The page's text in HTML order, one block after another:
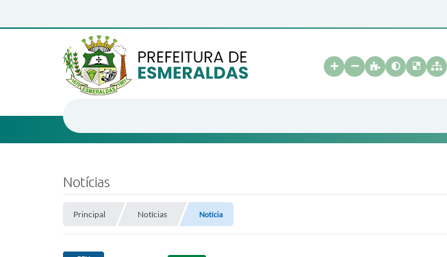
Notícias
Principal Notícias Notícia